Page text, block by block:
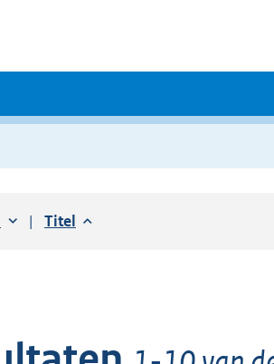
aflopendSorteer op:
Titel aflopend